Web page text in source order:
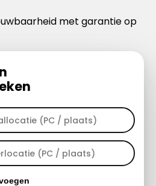
met garantie op